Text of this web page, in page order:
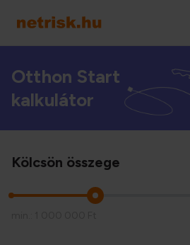
Otthon Start
kalkulátor
Kölcsön összege